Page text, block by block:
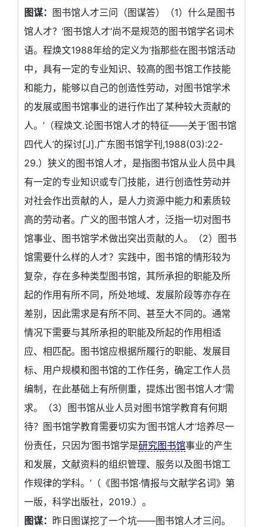
图谋： 图书馆人才三问（图谋答）（1）什么是图书
馆人才？‘图书馆人才’尚不是规范的图书馆学名词术
语。程焕文1988年给的定义为‘指那些在图书馆活动
中，具有一定的专业知识、较高的图书馆工作技能
和能力，能够以自己的创造性劳动，对图书馆学术
的发展或图书馆事业的进行作出了某种较大贡献的
人。’（程焕文.论图书馆人才的特征——关于‘图书馆
四代人’的探讨[J].广东图书馆学刊,1988(03):22-
29.）狭义的图书馆人才，是指图书馆从业人员中具
有一定的专业知识或专门技能，进行创造性劳动并
对社会作出贡献的人，是人力资源中能力和素质较
高的劳动者。广义的图书馆人才，泛指一切对图书
馆事业、图书馆学术做出突出贡献的人。（2）图书
馆需要什么样的人才？实践中，图书馆的情形较为
复杂，存在多种类型图书馆，其所承担的职能及所
起的作用有所不同，所处地域、发展阶段等亦存在
差别，因此需求是有所不同、甚至大不同的。通常
情况下需要与其所承担的职能及所起的作用相适
应、相匹配。图书馆应根据所履行的职能、发展目
标、用户规模和图书馆的工作任务，确定工作人员
编制，在此基础上有所侧重，提炼出‘图书馆人才’需
求。（3）图书馆从业人员对图书馆学教育有何期
待？图书馆学教育需要切实为‘图书馆人才’培养尽一
份责任，只因为‘图书馆学是研究图书馆事业的产生
和发展，文献资料的组织管理、服务以及图书馆工
作规律的学科。’（《图书馆·情报与文献学名词》第
一版，科学出版社，2019.）。
图谋： 昨日图谋挖了一个坑——图书馆人才三问。